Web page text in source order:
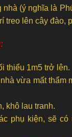
(ý nghĩa là
treo lên cây đào,
thiểu 1m5 trở lên.
vừa mất thẩm
khô lau tranh.
phụ kiện, sẽ có